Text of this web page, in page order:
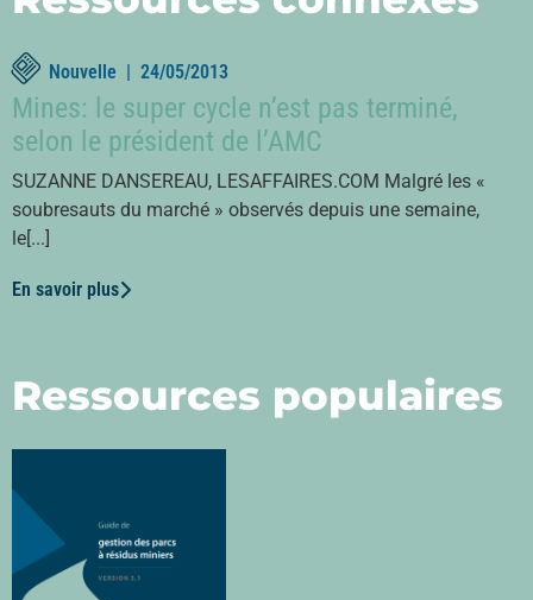
Nouvelle | 24/05/2013
Mines: le super cycle n’est pas terminé,
selon le président de l’AMC
SUZANNE DANSEREAU, LESAFFAIRES.COM Malgré les «
soubresauts du marché » observés depuis une semaine,
le[...]
En savoir plus
Ressources populaires